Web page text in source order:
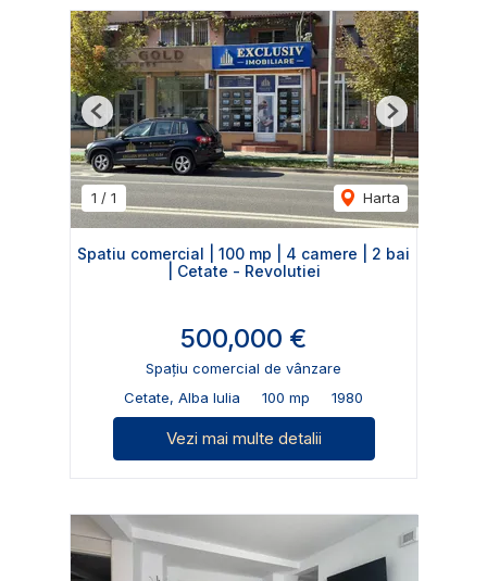
1 / 1 Harta
Previous Next
Spatiu comercial | 100 mp | 4 camere | 2 bai
| Cetate - Revolutiei
500,000 €
Spațiu comercial de vânzare
Cetate, Alba Iulia
100 mp 1980
Vezi mai multe detalii